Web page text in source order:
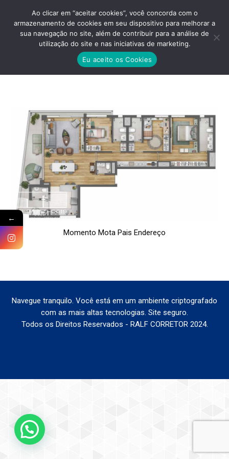
MOMENTO MOTA PAIS ENDEREÇO
Você está aqui:
Momento Mota Pais Endereço
Navegue tranquilo. Você está em um ambiente criptografado
com as mais altas tecnologias. Site seguro.
Todos os Direitos Reservados - RALF CORRETOR 2024.
←
Ao clicar em “aceitar cookies”, você concorda com o
armazenamento de cookies em seu dispositivo para melhorar a
sua navegação no site, além de contribuir para a análise de
utilização do site e nas iniciativas de marketing.
Eu aceito os Cookies